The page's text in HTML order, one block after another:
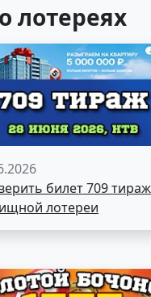
лотереях
билет 709
лотереи